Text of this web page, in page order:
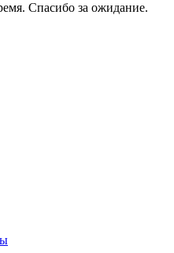
Спасибо за ожидание.